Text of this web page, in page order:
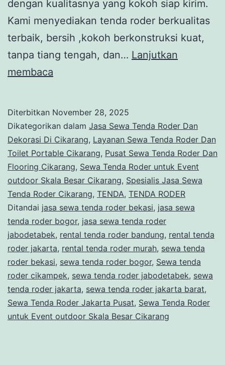
dengan kualitasnya yang kokoh siap kirim.
Kami menyediakan tenda roder berkualitas
terbaik, bersih ,kokoh berkonstruksi kuat,
tanpa tiang tengah, dan… Lanjutkan
membaca
untuk
Event
outdoor
Skala
Besar
Cikarang
Diterbitkan November 28, 2025
Dikategorikan dalam Jasa Sewa Tenda Roder Dan
Dekorasi Di Cikarang, Layanan Sewa Tenda Roder Dan
Toilet Portable Cikarang, Pusat Sewa Tenda Roder Dan
Flooring Cikarang, Sewa Tenda Roder untuk Event
outdoor Skala Besar Cikarang, Spesialis Jasa Sewa
Tenda Roder Cikarang, TENDA, TENDA RODER
Ditandai jasa sewa tenda roder bekasi, jasa sewa
tenda roder bogor, jasa sewa tenda roder
jabodetabek, rental tenda roder bandung, rental tenda
roder jakarta, rental tenda roder murah, sewa tenda
roder bekasi, sewa tenda roder bogor, Sewa tenda
roder cikampek, sewa tenda roder jabodetabek, sewa
tenda roder jakarta, sewa tenda roder jakarta barat,
Sewa Tenda Roder Jakarta Pusat, Sewa Tenda Roder
untuk Event outdoor Skala Besar Cikarang